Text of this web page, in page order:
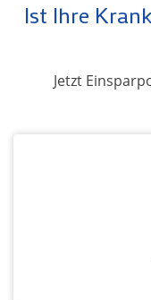
Ist Ihre
Jetzt